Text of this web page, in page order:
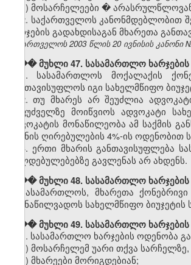
ე) მოსარჩელეები �
2. საქართველოს კანონმდებლობით
ხარჯების გადახდისაგან მხარეთა
საქართველოს 2003 წლის 20 ივნისის
��� მუხლი 47. სასამართლო
1. სასამართლოს მოქალაქის
გაათავისუფლოს იგი სახელმწიფო
2. თუ მხარეს არ შეუძლია
საფუძველზე მოიწვიოს ადვოკატი
ადვოკატის მონაწილეობა ამ საქმის
საგნის ღირებულების 4%-ის
3. ერთი მხარის განთავისუფლება
ვალდებულებებზე გავლენას არ ახდენს.
��� მუხლი 48. სასამართლო ხარჯების
სასამართლოს, მხარეთა
გაუნაწილვადოს სახელმწიფო
��� მუხლი 49. სასამართლო ხარჯების
1. სასამართლო ხარჯების ოდენობა
ა) მოსარჩელემ უარი თქვა
ბ) მხარეები მორიგდებიან;